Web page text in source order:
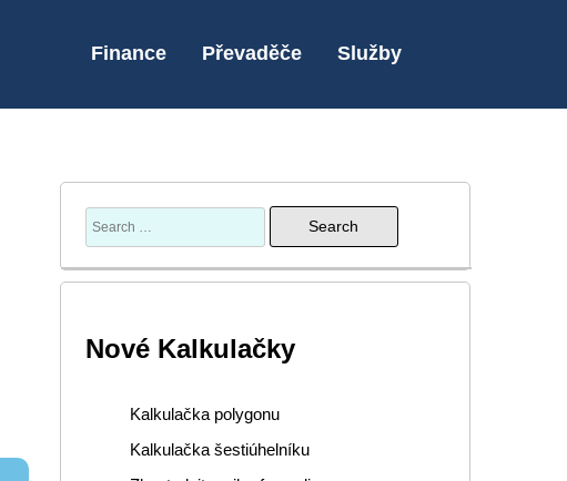
Finance Převaděče Služby
Nové Kalkulačky
Kalkulačka polygonu
Kalkulačka šestiúhelníku